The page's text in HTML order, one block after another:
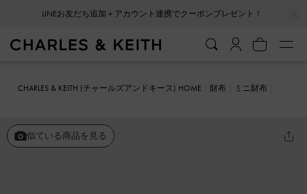
会員登録＋ニュースレター登録で10%OFFクーポンプレゼント！
CHARLES & KEITH (チャールズアンドキース) HOME 財布
ミニ財布
似ている商品を見る